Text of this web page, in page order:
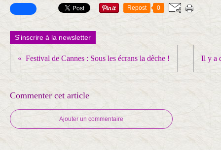
Repost 0
S'inscrire à la newsletter
Festival de Cannes : Sous les écrans la dèche ! Il y a
Commenter cet article
Ajouter un commentaire